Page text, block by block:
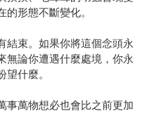
形態不斷變化。
結束。如果你將這個念頭永
無論你遭遇什麼處境，你永
什麼。
事萬物想必也會比之前更加